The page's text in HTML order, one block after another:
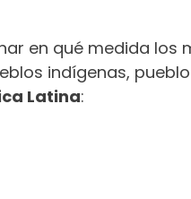
en qué medida
indígenas,
Latina: